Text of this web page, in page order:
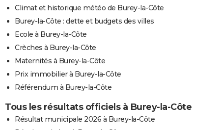
Climat et historique météo de Burey-la-Côte
Burey-la-Côte : dette et budgets des villes
Ecole à Burey-la-Côte
Crèches à Burey-la-Côte
Maternités à Burey-la-Côte
Prix immobilier à Burey-la-Côte
Référendum à Burey-la-Côte
Tous les résultats officiels à Burey-la-Côte
Résultat municipale 2026 à Burey-la-Côte